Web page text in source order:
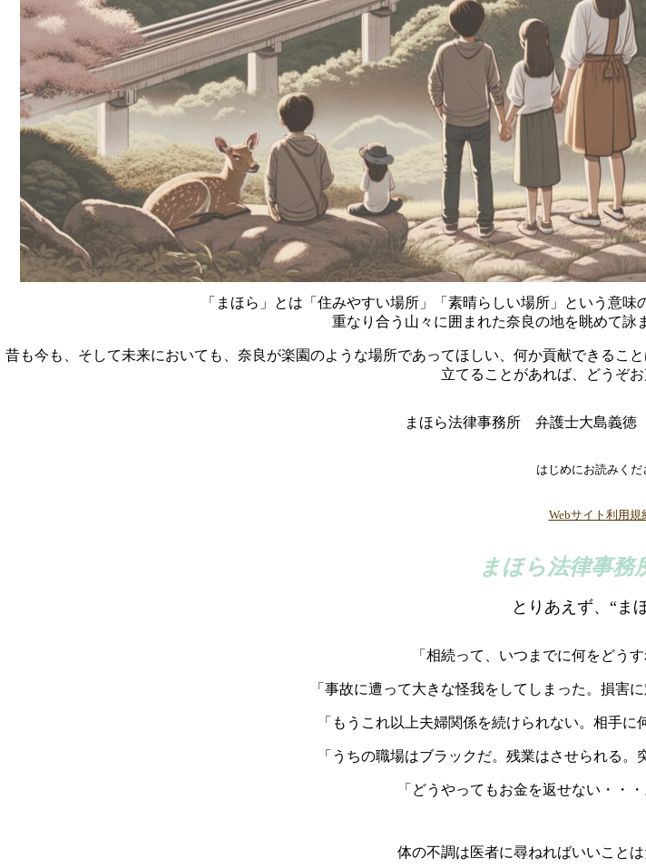
「まほら」とは「住みやすい場所」「素晴らしい場所」という意
重なり合う山々に囲まれた奈良の地を眺めて詠
昔も今も、そして未来においても、奈良が楽園のような場所であってほしい、何か貢献できるこ
立てることがあれば、どうぞお
まほら法律事務所 弁護士大島義徳
はじめにお読みくだ
Webサイト利用規
まほら法律事務
とりあえず、“ま
「相続って、いつまでに何をどう
「事故に遭って大きな怪我をしてしまった。損害
「もうこれ以上夫婦関係を続けられない。相手に
「うちの職場はブラックだ。残業はさせられる。
「どうやってもお金を返せない・・
体の不調は医者に尋ねればいいことは